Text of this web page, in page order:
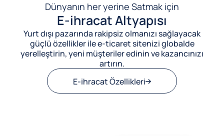
Dünyanın her yerine Satmak için
E-ihracat Altyapısı
Yurt dışı pazarında rakipsiz olmanızı sağlayacak
güçlü özellikler ile e-ticaret sitenizi globalde
yerelleştirin, yeni müşteriler edinin ve kazancınızı
artırın.
E-ihracat Özellikleri